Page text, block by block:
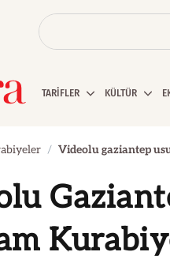
TARİFLER KÜLTÜR
Videolu gaziantep